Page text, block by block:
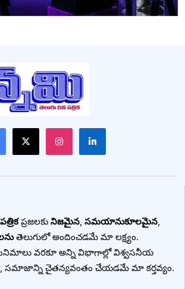
ప్రజలకు నిజమైన, సమయానుకూలమైన,
తెలుగులో అందించడమే మా లక్ష్యం.
వరకూ అన్ని విభాగాల్లో విశ్వసనీయ
సమాజాన్ని చైతన్యవంతం చేయడమే మా కర్తవ్యం.